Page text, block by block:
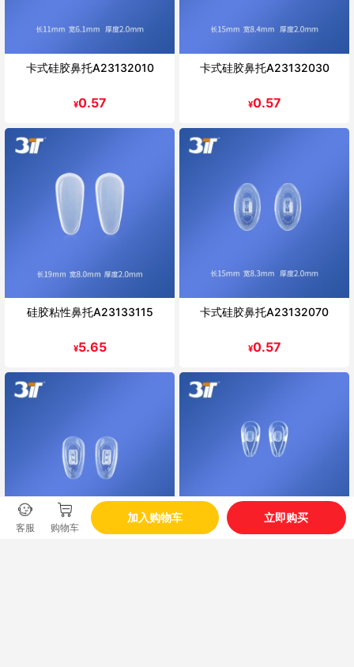
卡式硅胶鼻托A23132010
¥0.57
卡式硅胶鼻托A23132030
¥0.57
硅胶粘性鼻托A23133115
¥5.65
卡式硅胶鼻托A23132070
¥0.57
客服 购物车
加入购物车 立即购买